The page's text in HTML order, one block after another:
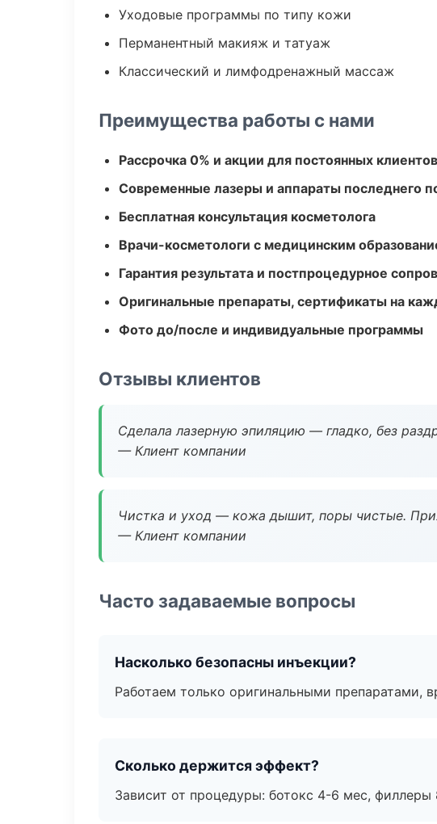
Уходовые программы по типу кожи
Перманентный макияж и татуаж
Классический и лимфодренажный массаж
Преимущества работы с нами
Рассрочка 0% и акции для постоянных клиентов
Современные лазеры и аппараты последнего
Бесплатная консультация косметолога
Врачи-косметологи с медицинским
Гарантия результата и постпроцедурное
Оригинальные препараты, сертификаты на
Фото до/после и индивидуальные программы
Отзывы клиентов
Сделала лазерную эпиляцию — гладко, без
— Клиент компании
Чистка и уход — кожа дышит, поры чистые.
— Клиент компании
Часто задаваемые вопросы
Насколько безопасны инъекции?
Работаем только оригинальными
Сколько держится эффект?
Зависит от процедуры: ботокс 4-6 мес,